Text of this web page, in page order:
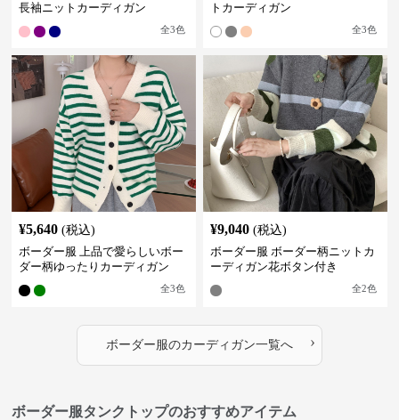
長袖ニットカーディガン
全3色
トカーディガン
全3色
¥5,640 (税込)
ボーダー服 上品で愛らしいボー
ダー柄ゆったりカーディガン
全3色
¥9,040 (税込)
ボーダー服 ボーダー柄ニットカ
ーディガン花ボタン付き
全2色
ボーダー服のカーディガン一覧へ ›
ボーダー服タンクトップのおすすめアイテム